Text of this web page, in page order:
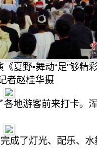
夏野•舞动“足”够精
者赵桂华摄
地游客前来打卡。
成了灯光、配乐、